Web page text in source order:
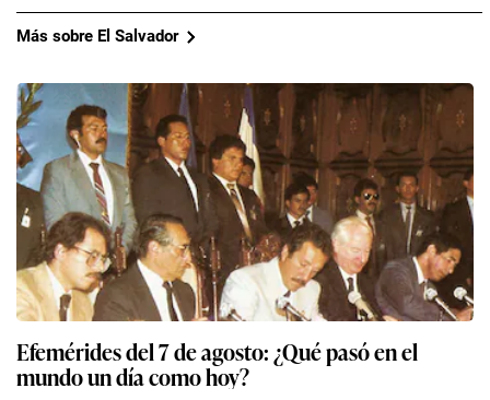
Más sobre El Salvador
Efemérides del 7 de agosto: ¿Qué pasó en el
mundo un día como hoy?